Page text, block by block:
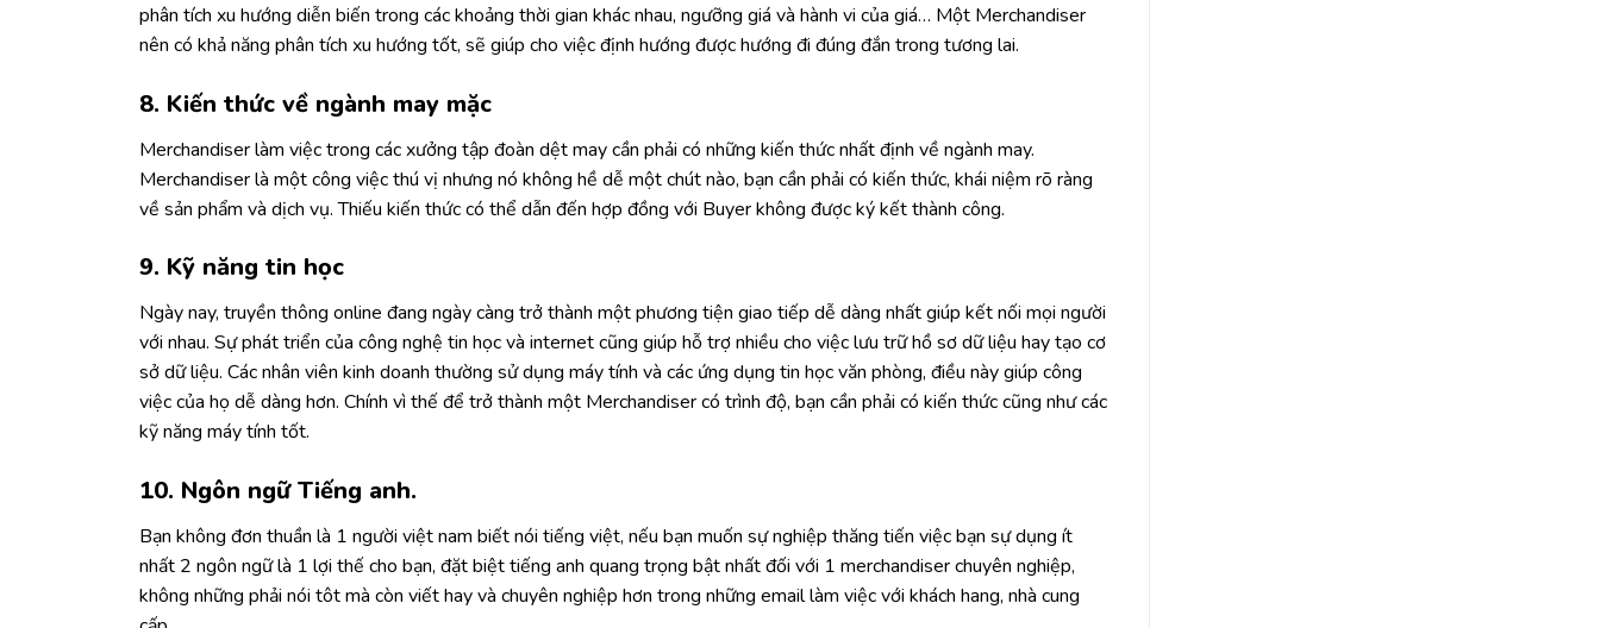
phân tích xu hướng diễn biến trong các khoảng thời gian khác nhau, ngưỡng giá và hành vi của giá… Một Merchandiser
nên có khả năng phân tích xu hướng tốt, sẽ giúp cho việc định hướng được hướng đi đúng đắn trong tương lai.
8. Kiến thức về ngành may mặc
Merchandiser làm việc trong các xưởng tập đoàn dệt may cần phải có những kiến thức nhất định về ngành may.
Merchandiser là một công việc thú vị nhưng nó không hề dễ một chút nào, bạn cần phải có kiến thức, khái niệm rõ ràng
về sản phẩm và dịch vụ. Thiếu kiến thức có thể dẫn đến hợp đồng với Buyer không được ký kết thành công.
9. Kỹ năng tin học
Ngày nay, truyền thông online đang ngày càng trở thành một phương tiện giao tiếp dễ dàng nhất giúp kết nối mọi người
với nhau. Sự phát triển của công nghệ tin học và internet cũng giúp hỗ trợ nhiều cho việc lưu trữ hồ sơ dữ liệu hay tạo cơ
sở dữ liệu. Các nhân viên kinh doanh thường sử dụng máy tính và các ứng dụng tin học văn phòng, điều này giúp công
việc của họ dễ dàng hơn. Chính vì thế để trở thành một Merchandiser có trình độ, bạn cần phải có kiến thức cũng như các
kỹ năng máy tính tốt.
10. Ngôn ngữ Tiếng anh.
Bạn không đơn thuần là 1 người việt nam biết nói tiếng việt, nếu bạn muốn sự nghiệp thăng tiến việc bạn sự dụng ít
nhất 2 ngôn ngữ là 1 lợi thế cho bạn, đặt biệt tiếng anh quang trọng bật nhất đối với 1 merchandiser chuyên nghiệp,
không những phải nói tôt mà còn viết hay và chuyên nghiệp hơn trong những email làm việc với khách hang, nhà cung